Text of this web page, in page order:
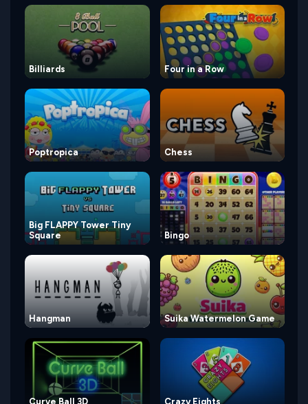
Billiards Four in a Row
Poptropica Chess
Big FLAPPY Tower Tiny
Square
Bingo
Hangman Suika Watermelon Game
Curve Ball 3D Crazy Eights